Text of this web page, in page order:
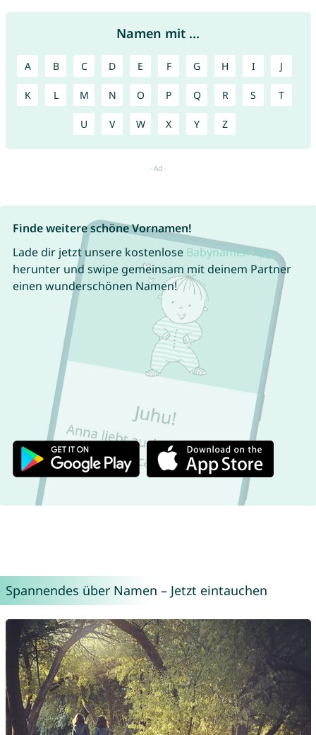
Namen mit ...
A B C D E F G H I J
K L M N O P Q R S T
U V W X Y Z
Finde weitere schöne Vornamen!
Lade dir jetzt unsere kostenlose Babynamen App
herunter und swipe gemeinsam mit deinem Partner
einen wunderschönen Namen!
Spannendes über Namen – Jetzt eintauchen